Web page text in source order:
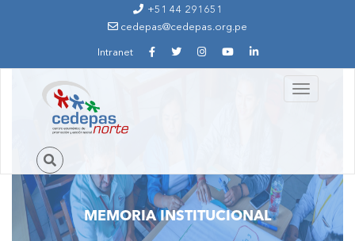
+51 44 291651
cedepas@cedepas.org.pe
Intranet
Toggle
navigation
MEMORIA INSTITUCIONAL